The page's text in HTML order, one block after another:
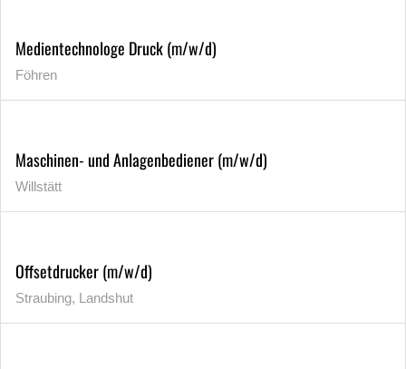
Medientechnologe Druck (m/w/d)
Föhren
Maschinen- und Anlagenbediener (m/w/d)
Willstätt
Offsetdrucker (m/w/d)
Straubing, Landshut